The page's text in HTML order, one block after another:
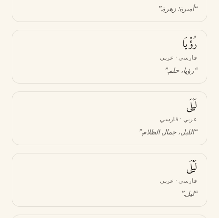
“أميرة؛ زهرة.”
رُؤْيَا
فارسي · عربي
“رؤيا، حلم.”
لَيْلَى
عربي · فارسي
“الليل، جمال الظلام.”
لَيْلَى
فارسي · عربي
“ليل.”